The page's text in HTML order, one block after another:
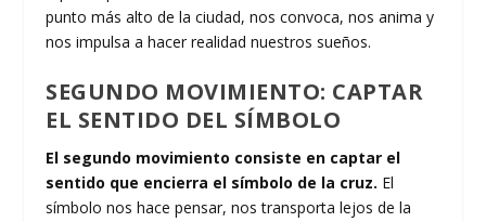
punto más alto de la ciudad, nos convoca, nos anima y
nos impulsa a hacer realidad nuestros sueños.
SEGUNDO MOVIMIENTO: CAPTAR
EL SENTIDO DEL SÍMBOLO
El segundo movimiento consiste en captar el
sentido que encierra el símbolo de la cruz. El
símbolo nos hace pensar, nos transporta lejos de la